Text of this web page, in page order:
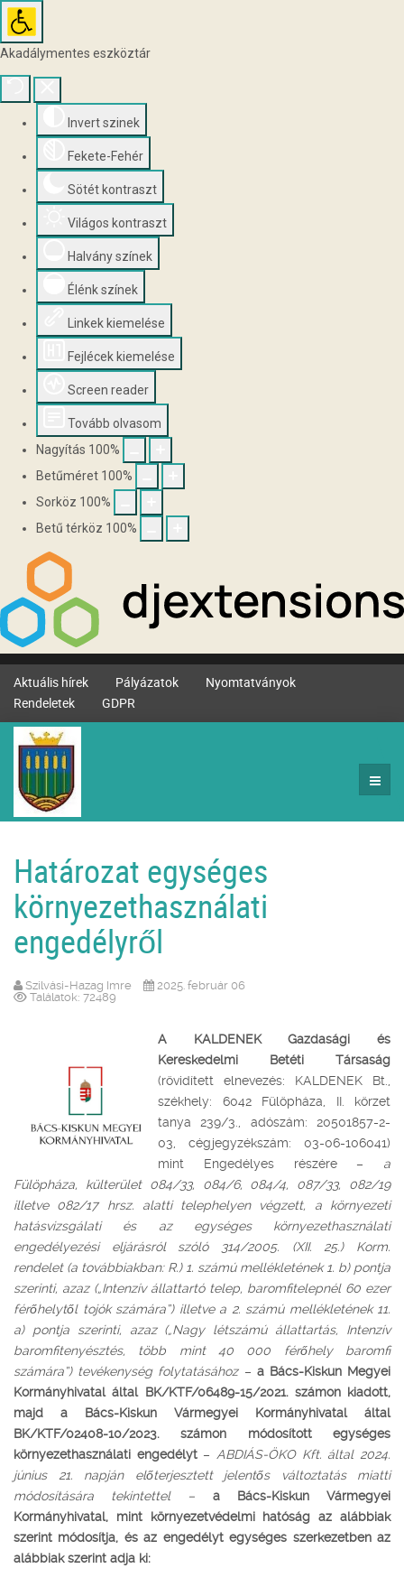
Akadálymentes eszköztár
Invert szinek
Fekete-Fehér
Sötét kontraszt
Világos kontraszt
Halvány színek
Élénk színek
Linkek kiemelése
Fejlécek kiemelése
Screen reader
Tovább olvasom
Nagyítás 100%
Betűméret 100%
Sorköz 100%
Betű térköz 100%
Aktuális hírek Pályázatok
Nyomtatványok
Rendeletek
GDPR
Határozat egységes
környezethasználati
engedélyről
Szilvási-Hazag Imre
2025. február 06
Találatok: 72489
A KALDENEK Gazdasági és
Kereskedelmi Betéti Társaság
(rövidített elnevezés: KALDENEK Bt.,
székhely: 6042 Fülöpháza, II. körzet
tanya 239/3., adószám: 20501857-2-
03, cégjegyzékszám: 03-06-106041)
mint Engedélyes részére – a
Fülöpháza, külterület 084/33, 084/6, 084/4, 087/33, 082/19
illetve 082/17 hrsz. alatti telephelyen végzett, a környezeti
hatásvizsgálati és az egységes környezethasználati
engedélyezési eljárásról szóló 314/2005. (XII. 25.) Korm.
rendelet (a továbbiakban: R.) 1. számú mellékletének 1. b) pontja
szerinti, azaz („Intenzív állattartó telep, baromfitelepnél 60 ezer
férőhelytől tojók számára”) illetve a 2. számú mellékletének 11.
a) pontja szerinti, azaz („Nagy létszámú állattartás, Intenzív
baromfitenyésztés, több mint 40 000 férőhely baromfi
számára”) tevékenység folytatásához – a Bács-Kiskun Megyei
Kormányhivatal által BK/KTF/06489-15/2021. számon kiadott,
majd a Bács-Kiskun Vármegyei Kormányhivatal által
BK/KTF/02408-10/2023. számon módosított egységes
környezethasználati engedélyt – ABDIÁS-ÖKO Kft. által 2024.
június 21. napján előterjesztett jelentős változtatás miatti
módosítására tekintettel – a Bács-Kiskun Vármegyei
Kormányhivatal, mint környezetvédelmi hatóság az alábbiak
szerint módosítja, és az engedélyt egységes szerkezetben az
alábbiak szerint adja ki: